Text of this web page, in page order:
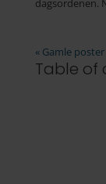
dagsordenen.
« Gamle poster
Table of